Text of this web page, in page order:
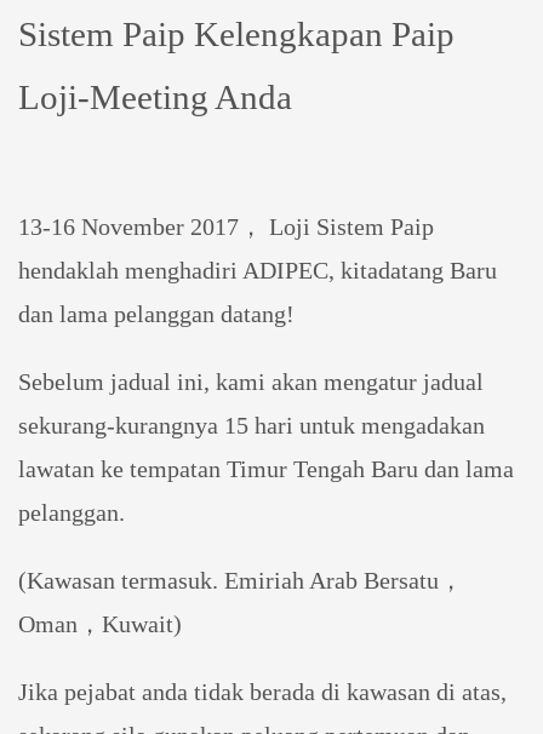
Sistem Paip Kelengkapan Paip
Loji-Meeting Anda
13-16 November 2017， Loji Sistem Paip
hendaklah menghadiri ADIPEC, kitadatang Baru
dan lama pelanggan datang!
Sebelum jadual ini, kami akan mengatur jadual
sekurang-kurangnya 15 hari untuk mengadakan
lawatan ke tempatan Timur Tengah Baru dan lama
pelanggan.
(Kawasan termasuk. Emiriah Arab Bersatu，
Oman，Kuwait)
Jika pejabat anda tidak berada di kawasan di atas,